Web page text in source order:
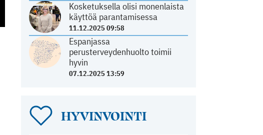
Kosketuksella olisi monenlaista
käyttöä parantamisessa
11.12.2025 09:58
Espanjassa
perusterveydenhuolto toimii
hyvin
07.12.2025 13:59
HYVINVOINTI